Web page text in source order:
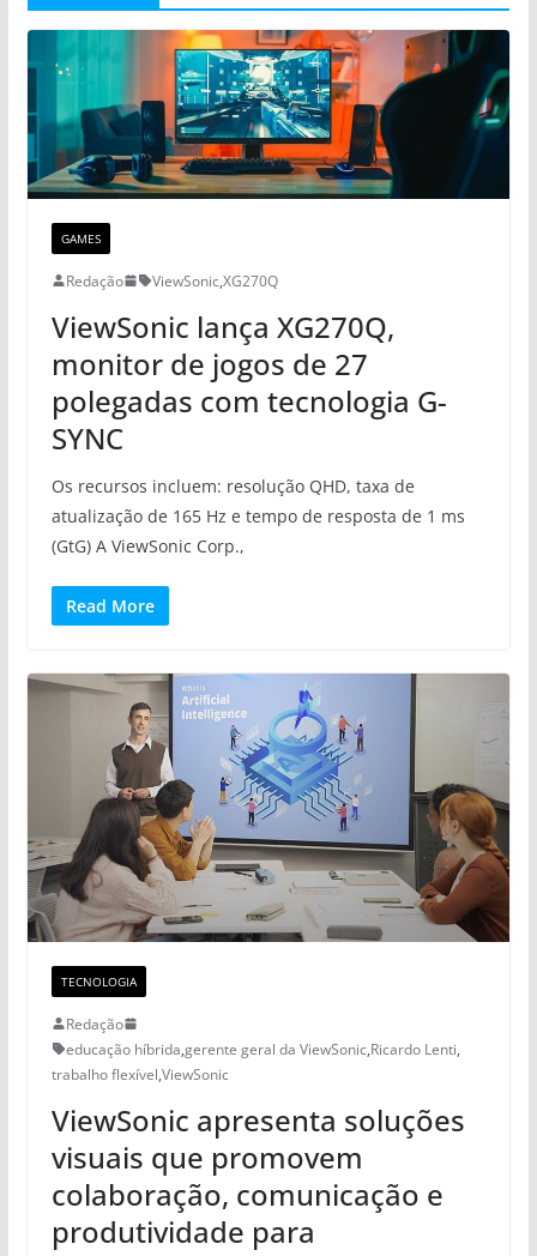
GAMES
Redação ViewSonic,XG270Q
ViewSonic lança XG270Q,
monitor de jogos de 27
polegadas com tecnologia G-
SYNC
Os recursos incluem: resolução QHD, taxa de
atualização de 165 Hz e tempo de resposta de 1 ms
(GtG) A ViewSonic Corp.,
Read More
TECNOLOGIA
Redação
educação híbrida,gerente geral da ViewSonic,Ricardo Lenti,
trabalho flexível,ViewSonic
ViewSonic apresenta soluções
visuais que promovem
colaboração, comunicação e
produtividade para